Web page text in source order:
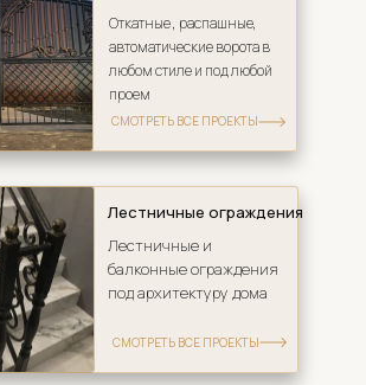
Откатные , распашные,
автоматические ворота в
любом стиле и под любой
проем
СМОТРЕТЬ ВСЕ ПРОЕКТЫ
Лестничные и
балконные ограждения
под архитектуру дома
Лестничные ограждения
СМОТРЕТЬ ВСЕ ПРОЕКТЫ